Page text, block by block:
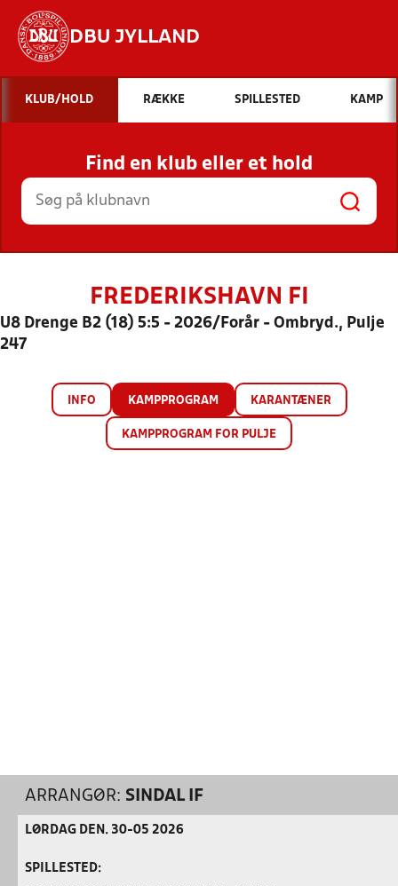
DBU JYLLAND
Hvad vil du søge efter?
INDHOLD OG NYHEDER
STILLINGER, RESULTATER, KLUBBER OG
HOLD
KLUB/HOLD RÆKKE SPILLESTED KAMP
Find en klub eller et hold
FREDERIKSHAVN FI
U8 Drenge B2 (18) 5:5 - 2026/Forår - Ombryd., Pulje
247
INFO KAMPPROGRAM KARANTÆNER
KAMPPROGRAM FOR PULJE
ARRANGØR: SINDAL IF
LØRDAG DEN. 30-05 2026
SPILLESTED: